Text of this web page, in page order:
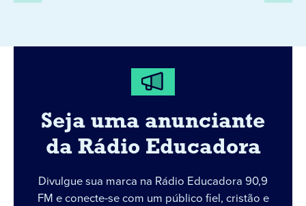
Seja uma anunciante
da Rádio Educadora
Divulgue sua marca na Rádio Educadora 90,9
FM e conecte-se com um público fiel, cristão e